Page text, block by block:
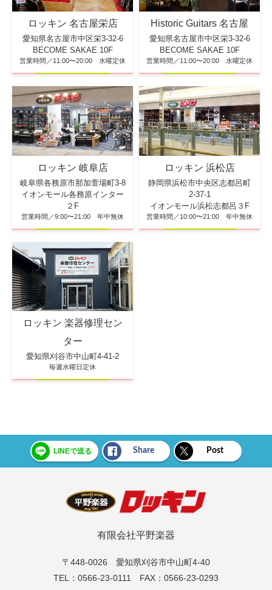
ロッキン 名古屋栄店
愛知県名古屋市中区栄3-32-6
BECOME SAKAE 10F
営業時間／11:00〜20:00 水曜定休
Historic Guitars 名古屋
愛知県名古屋市中区栄3-32-6
BECOME SAKAE 10F
営業時間／11:00〜20:00 水曜定休
ロッキン 岐阜店
岐阜県各務原市那加萱場町3-8
イオンモール各務原インター
２F
営業時間／9:00〜21:00 年中無休
ロッキン 浜松店
静岡県浜松市中央区志都呂町
2-37-1
イオンモール浜松志都呂３F
営業時間／10:00〜21:00 年中無休
ロッキン 楽器修理セン
ター
愛知県刈谷市中山町4-41-2
毎週水曜日定休
LINEで送る Share Post
有限会社平野楽器
〒448-0026 愛知県刈谷市中山町4-40
TEL：0566-23-0111 FAX：0566-23-0293